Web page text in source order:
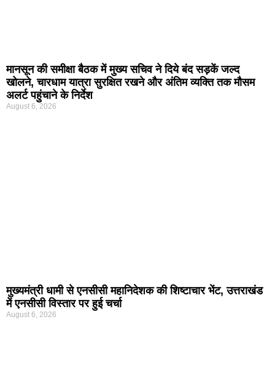
मानसून की समीक्षा बैठक में मुख्य सचिव ने दिये बंद सड़कें जल्द
खोलने, चारधाम यात्रा सुरक्षित रखने और अंतिम व्यक्ति तक मौसम
अलर्ट पहुंचाने के निर्देश
August 6, 2026
मुख्यमंत्री धामी से एनसीसी महानिदेशक की शिष्टाचार भेंट, उत्तराखंड
में एनसीसी विस्तार पर हुई चर्चा
August 6, 2026